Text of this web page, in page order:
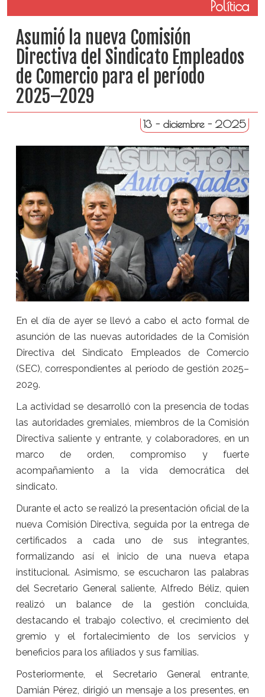
Política
Asumió la nueva Comisión
Directiva del Sindicato Empleados
de Comercio para el período
2025–2029
13 - diciembre - 2025
En el día de ayer se llevó a cabo el acto formal de
asunción de las nuevas autoridades de la Comisión
Directiva del Sindicato Empleados de Comercio
(SEC), correspondientes al período de gestión 2025–
2029.
La actividad se desarrolló con la presencia de todas
las autoridades gremiales, miembros de la Comisión
Directiva saliente y entrante, y colaboradores, en un
marco de orden, compromiso y fuerte
acompañamiento a la vida democrática del
sindicato.
Durante el acto se realizó la presentación oficial de la
nueva Comisión Directiva, seguida por la entrega de
certificados a cada uno de sus integrantes,
formalizando así el inicio de una nueva etapa
institucional. Asimismo, se escucharon las palabras
del Secretario General saliente, Alfredo Béliz, quien
realizó un balance de la gestión concluida,
destacando el trabajo colectivo, el crecimiento del
gremio y el fortalecimiento de los servicios y
beneficios para los afiliados y sus familias.
Posteriormente, el Secretario General entrante,
Damián Pérez, dirigió un mensaje a los presentes, en